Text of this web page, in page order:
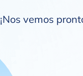
¡Nos vemos